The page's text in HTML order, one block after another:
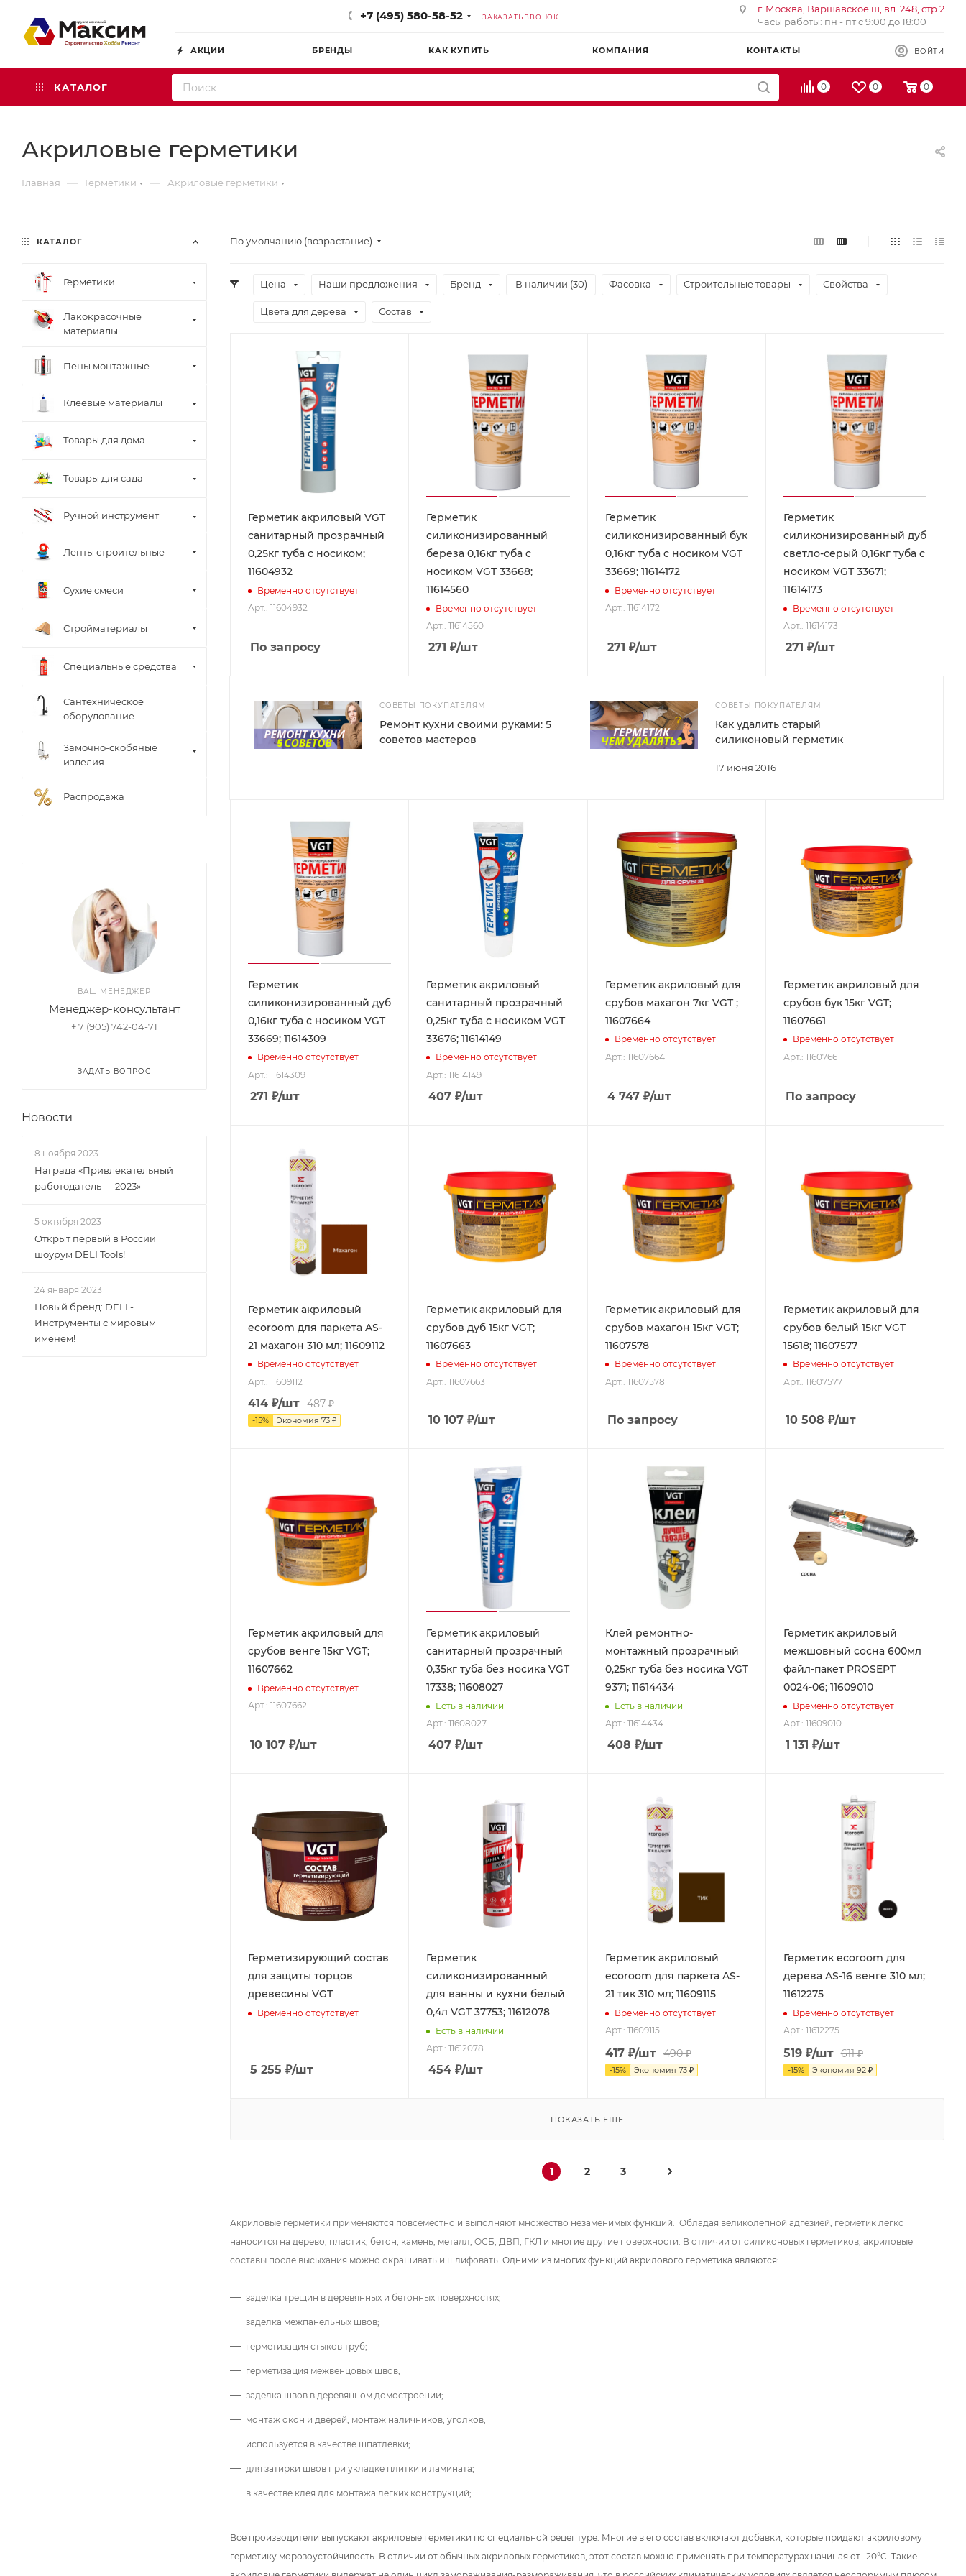
+7 (495) 580-58-52 ЗАКАЗАТЬ ЗВОНОК
г. Москва, Варшавское ш, вл. 248, стр.2
Часы работы: пн - пт с 9:00 до 18:00
АКЦИИ БРЕНДЫ КАК КУПИТЬ КОМПАНИЯ КОНТАКТЫ ВОЙТИ
КАТАЛОГ 0 0 0
Акриловые герметики
Главная — Герметики — Акриловые герметики
По умолчанию (возрастание)
Цена Наши предложения Бренд В наличии (30) Фасовка Строительные товары Свойства
Цвета для дерева Состав
Герметик акриловый VGT
санитарный прозрачный
0,25кг туба с носиком;
11604932
Временно отсутствует
Арт.: 11604932
По запросу
Герметик
силиконизированный
береза 0,16кг туба с
носиком VGT 33668;
11614560
Временно отсутствует
Арт.: 11614560
271 ₽/шт
Герметик
силиконизированный бук
0,16кг туба с носиком VGT
33669; 11614172
Временно отсутствует
Арт.: 11614172
271 ₽/шт
Герметик
силиконизированный дуб
светло-серый 0,16кг туба с
носиком VGT 33671;
11614173
Временно отсутствует
Арт.: 11614173
271 ₽/шт
СОВЕТЫ ПОКУПАТЕЛЯМ
Ремонт кухни своими руками: 5
советов мастеров
СОВЕТЫ ПОКУПАТЕЛЯМ
17 июня 2016
Как удалить старый
силиконовый герметик
Герметик
силиконизированный дуб
0,16кг туба с носиком VGT
33669; 11614309
Временно отсутствует
Арт.: 11614309
271 ₽/шт
Герметик акриловый
санитарный прозрачный
0,25кг туба с носиком VGT
33676; 11614149
Временно отсутствует
Арт.: 11614149
407 ₽/шт
Герметик акриловый для
срубов махагон 7кг VGT ;
11607664
Временно отсутствует
Арт.: 11607664
4 747₽/шт
Герметик акриловый для
срубов бук 15кг VGT;
11607661
Временно отсутствует
Арт.: 11607661
По запросу
Герметик акриловый
ecoroom для паркета AS-
21 махагон 310 мл; 11609112
Временно отсутствует
Арт.: 11609112
414 ₽/шт 487₽
-15% Экономия 73 ₽
Герметик акриловый для
срубов дуб 15кг VGT;
11607663
Временно отсутствует
Арт.: 11607663
10 107 ₽/шт
Герметик акриловый для
срубов махагон 15кг VGT;
11607578
Временно отсутствует
Арт.: 11607578
По запросу
Герметик акриловый для
срубов белый 15кг VGT
15618; 11607577
Временно отсутствует
Арт.: 11607577
10 508 ₽/шт
Герметик акриловый для
срубов венге 15кг VGT;
11607662
Временно отсутствует
Арт.: 11607662
10 107 ₽/шт
Герметик акриловый
санитарный прозрачный
0,35кг туба без носика VGT
17338; 11608027
Есть в наличии
Арт.: 11608027
407 ₽/шт
Клей ремонтно-
монтажный прозрачный
0,25кг туба без носика VGT
9371; 11614434
Есть в наличии
Арт.: 11614434
408 ₽/шт
Герметик акриловый
межшовный сосна 600мл
файл-пакет PROSEPT
0024-06; 11609010
Временно отсутствует
Арт.: 11609010
1 131 ₽/шт
Герметизирующий состав
для защиты торцов
древесины VGT
Временно отсутствует
5 255 ₽/шт
Герметик
силиконизированный
для ванны и кухни белый
0,4л VGT 37753; 11612078
Есть в наличии
Арт.: 11612078
454 ₽/шт
Герметик акриловый
ecoroom для паркета AS-
21 тик 310 мл; 11609115
Временно отсутствует
Арт.: 11609115
417₽/шт 490₽
-15% Экономия 73₽
Герметик ecoroom для
дерева AS-16 венге 310 мл;
11612275
Временно отсутствует
Арт.: 11612275
519₽/шт 611₽
-15% Экономия 92₽
ПОКАЗАТЬ ЕЩЕ
1 2 3
Акриловые герметики применяются повсеместно и выполняют множество незаменимых функций. Обладая великолепной адгезией, герметик легко
наносится на дерево, пластик, бетон, камень, металл, ОСБ, ДВП, ГКЛ и многие другие поверхности. В отличии от силиконовых герметиков, акриловые
составы после высыхания можно окрашивать и шлифовать. Одними из многих функций акрилового герметика являются:
заделка трещин в деревянных и бетонных поверхностях;
заделка межпанельных швов;
герметизация стыков труб;
герметизация межвенцовых швов;
заделка швов в деревянном домостроении;
монтаж окон и дверей, монтаж наличников, уголков;
используется в качестве шпатлевки;
для затирки швов при укладке плитки и ламината;
в качестве клея для монтажа легких конструкций;
Все производители выпускают акриловые герметики по специальной рецептуре. Многие в его состав включают добавки, которые придают акриловому
герметику морозоустойчивость. В отличии от обычных акриловых герметиков, этот состав можно применять при температурах начиная от -20°C. Такие
КАТАЛОГ
Герметики
Лакокрасочные
материалы
Пены монтажные
Клеевые материалы
Товары для дома
Товары для сада
Ручной инструмент
Ленты строительные
Сухие смеси
Стройматериалы
Специальные средства
Сантехническое
оборудование
Замочно-скобяные
изделия
Распродажа
ВАШ МЕНЕДЖЕР
Менеджер-консультант
+ 7 (905) 742-04-71
ЗАДАТЬ ВОПРОС
Новости
8 ноября 2023
Награда «Привлекательный
работодатель — 2023»
5 октября 2023
Открыт первый в России
шоурум DELI Tools!
24 января 2023
Новый бренд: DELI -
Инструменты с мировым
именем!